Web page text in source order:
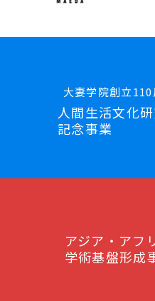
大妻学院創立110
人間生活文化
記念事業
アジア・アフ
学術基盤形成